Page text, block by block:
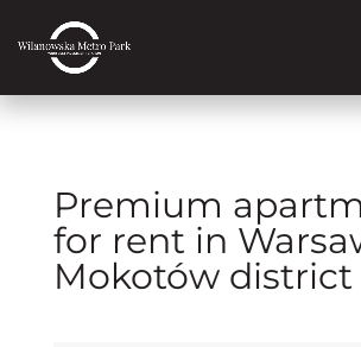
Premium
for rent in
Mokotów district